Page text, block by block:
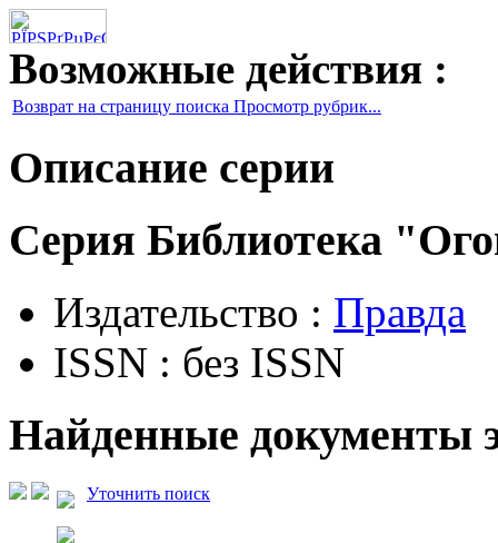
Возможные действия :
Возврат на страницу поиска Просмотр рубрик...
Описание серии
Серия Библиотека
Издательство : Правда
ISSN : без ISSN
Найденные документы
Уточнить поиск